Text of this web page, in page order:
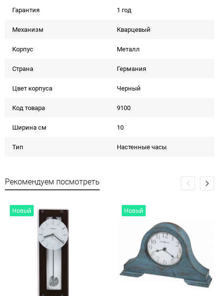
Гарантия 1 год
Механизм Кварцевый
Корпус Металл
Страна Германия
Цвет корпуса Черный
Код товара 9100
Ширина см 10
Тип Настенные часы
Рекомендуем посмотреть
Новый Новый